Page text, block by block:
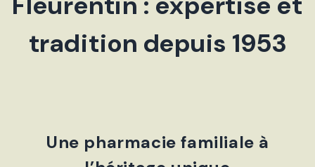
tradition depuis 1953
Une pharmacie familiale à